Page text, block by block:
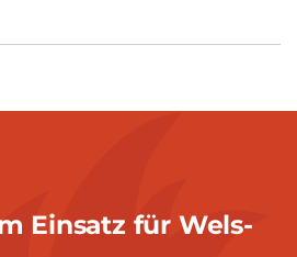
Einsatz für Wels-